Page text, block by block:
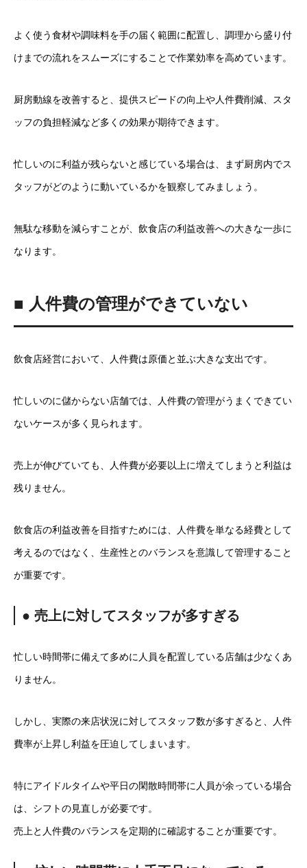
よく使う食材や調味料を手の届く範囲に配置し、調理から盛り付
けまでの流れをスムーズにすることで作業効率を高めています。
厨房動線を改善すると、提供スピードの向上や人件費削減、スタ
ッフの負担軽減など多くの効果が期待できます。
忙しいのに利益が残らないと感じている場合は、まず厨房内でス
タッフがどのように動いているかを観察してみましょう。
無駄な移動を減らすことが、飲食店の利益改善への大きな一歩に
なります。
■ 人件費の管理ができていない
飲食店経営において、人件費は原価と並ぶ大きな支出です。
忙しいのに儲からない店舗では、人件費の管理がうまくできてい
ないケースが多く見られます。
売上が伸びていても、人件費が必要以上に増えてしまうと利益は
残りません。
飲食店の利益改善を目指すためには、人件費を単なる経費として
考えるのではなく、生産性とのバランスを意識して管理すること
が重要です。
● 売上に対してスタッフが多すぎる
忙しい時間帯に備えて多めに人員を配置している店舗は少なくあ
りません。
しかし、実際の来店状況に対してスタッフ数が多すぎると、人件
費率が上昇し利益を圧迫してしまいます。
特にアイドルタイムや平日の閑散時間帯に人員が余っている場合
は、シフトの見直しが必要です。
売上と人件費のバランスを定期的に確認することが重要です。